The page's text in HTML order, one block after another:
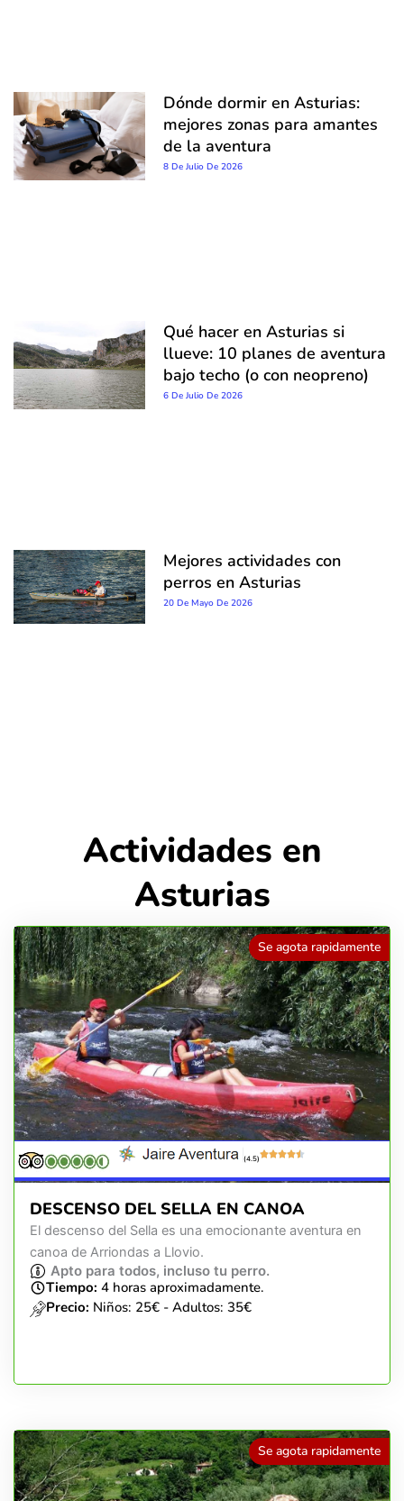
Dónde dormir en Asturias:
mejores zonas para amantes
de la aventura
8 De Julio De 2026
Qué hacer en Asturias si
llueve: 10 planes de aventura
bajo techo (o con neopreno)
6 De Julio De 2026
Mejores actividades con
perros en Asturias
20 De Mayo De 2026
Actividades en
Asturias
Se agota rapidamente
(4.5)
DESCENSO DEL SELLA EN CANOA
El descenso del Sella es una emocionante aventura en
canoa de Arriondas a Llovio.
Apto para todos, incluso tu perro.
Tiempo: 4 horas aproximadamente.
Precio: Niños: 25€ - Adultos: 35€
Se agota rapidamente